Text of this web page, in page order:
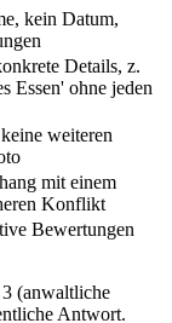
kein Datum,
Details, z.
Essen' ohne jeden
weiteren
mit einem
Konflikt
Bewertungen
(anwaltliche
Antwort.